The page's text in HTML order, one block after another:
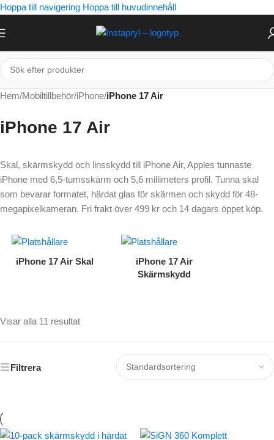
Hoppa till navigering Hoppa till huvudinnehåll
Hem/Mobiltillbehör/iPhone/iPhone 17 Air
iPhone 17 Air
Skal, skärmskydd och linsskydd till iPhone Air, Apples tunnaste
iPhone med 6,5-tumsskärm och 5,6 millimeters profil. Tunna skal
som bevarar formatet, härdat glas för skärmen och skydd för 48-
megapixelkameran. Fri frakt över 499 kr och 14 dagars öppet köp.
iPhone 17 Air Skal
iPhone 17 Air
Skärmskydd
Visar alla 11 resultat
Filtrera